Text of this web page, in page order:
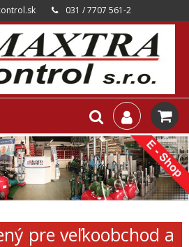
031 / 7707 561-2
pre veľkoobchod a